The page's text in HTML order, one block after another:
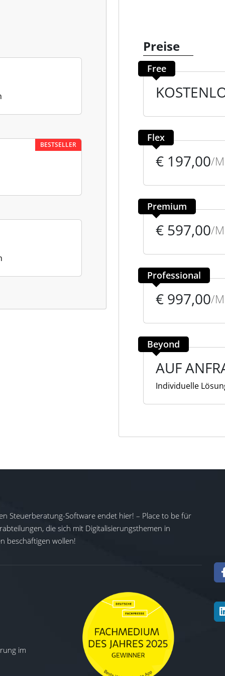
BESTSELLER
Preise
Free
Flex
€ 197,00/
Premium
€ 597,00/
Professional
€ 997,00/
Beyond
AUF
Individuelle
Steuerberatung-Software endet hier! – Place to be für
die sich mit Digitalisierungsthemen in
beschäftigen wollen!
im